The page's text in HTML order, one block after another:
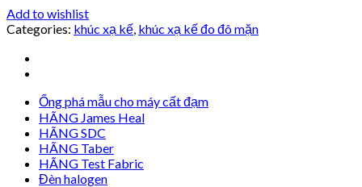
Add to wishlist
Categories: khúc xạ kế khúc xạ kế đo đô mặn
Ống phá mẫu cho máy cất đạm
HÃNG James Heal
HÃNG SDC
HÃNG Taber
HÃNG Test Fabric
Đèn halogen